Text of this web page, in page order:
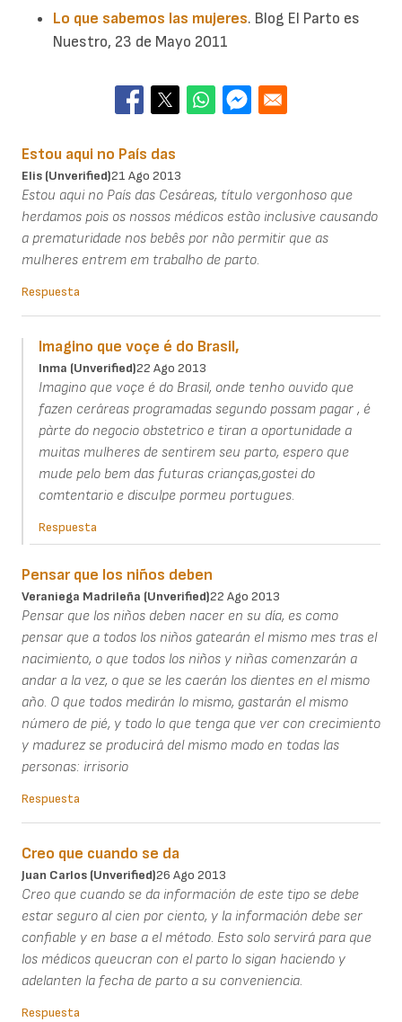
Lo que sabemos las mujeres. Blog El Parto es
Nuestro, 23 de Mayo 2011
Estou aqui no País das
Elis (unverified)21 Ago 2013
Estou aqui no País das Cesáreas, título vergonhoso que
herdamos pois os nossos médicos estão inclusive causando
a prematuridade nos bebês por não permitir que as
mulheres entrem em trabalho de parto.
Respuesta
Imagino que voçe é do Brasil,
Inma (unverified)22 Ago 2013
Imagino que voçe é do Brasil, onde tenho ouvido que
fazen ceráreas programadas segundo possam pagar , é
pàrte do negocio obstetrico e tiran a oportunidade a
muitas mulheres de sentirem seu parto, espero que
mude pelo bem das futuras crianças,gostei do
comtentario e disculpe pormeu portugues.
Respuesta
Pensar que los niños deben
Veraniega Madrileña (unverified)22 Ago 2013
Pensar que los niños deben nacer en su día, es como
pensar que a todos los niños gatearán el mismo mes tras el
nacimiento, o que todos los niños y niñas comenzarán a
andar a la vez, o que se les caerán los dientes en el mismo
año. O que todos medirán lo mismo, gastarán el mismo
número de pié, y todo lo que tenga que ver con crecimiento
y madurez se producirá del mismo modo en todas las
personas: irrisorio
Respuesta
Creo que cuando se da
Juan Carlos (unverified)26 Ago 2013
Creo que cuando se da información de este tipo se debe
estar seguro al cien por ciento, y la información debe ser
confiable y en base a el método. Esto solo servirá para que
los médicos queucran con el parto lo sigan haciendo y
adelanten la fecha de parto a su conveniencia.
Respuesta